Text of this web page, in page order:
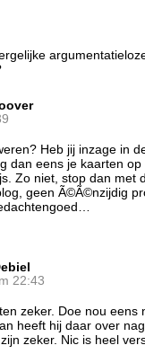
Heb jij inzage in
dan eens je kaarten
Zo niet, stop dan met
geen Ã©Ã©nzijdig
22:43
zeker. Doe nou eens
heeft hij daar over
zeker. Nic is heel